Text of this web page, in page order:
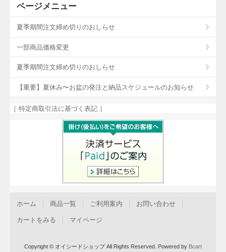
ページメニュー
夏季期間注文締め切りのおしらせ
一部商品価格変更
夏季期間注文締め切りのおしらせ
【重要】夏休み〜お盆の発注と納品スケジュールのお知らせ
［ 特定商取引法に基づく表記 ］
ホーム 商品一覧 ご利用案内 お問い合わせ
カートをみる マイページ
Copyright © オイシードショップ All Rights Reserved. Powered by Bcart